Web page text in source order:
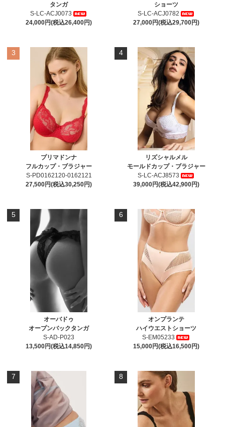
タンガ
S-LC-ACJ0073
24,000円(税込26,400円)
ショーツ
S-LC-ACJ0782
27,000円(税込29,700円)
3
プリマドンナ
フルカップ・ブラジャー
S-PD0162120-0162121
27,500円(税込30,250円)
4
リズシャルメル
モールドカップ・ブラジャー
S-LC-ACJ8573
39,000円(税込42,900円)
5
オーバドゥ
オープンバックタンガ
S-AD-P023
13,500円(税込14,850円)
6
オンプランテ
ハイウエストショーツ
S-EM05233
15,000円(税込16,500円)
7 8